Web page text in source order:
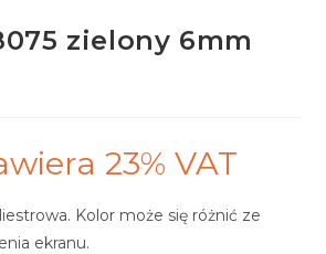
zielony 6mm
23% VAT
Kolor może się różnić ze
ekranu.